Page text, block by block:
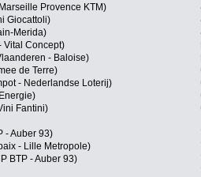
Provence KTM)
Giocattoli)
Merida)
Vital Concept)
- Baloise)
de Terre)
- Nederlandse Loterij)
Fantini)
- Auber 93)
- Lille Metropole)
BTP - Auber 93)